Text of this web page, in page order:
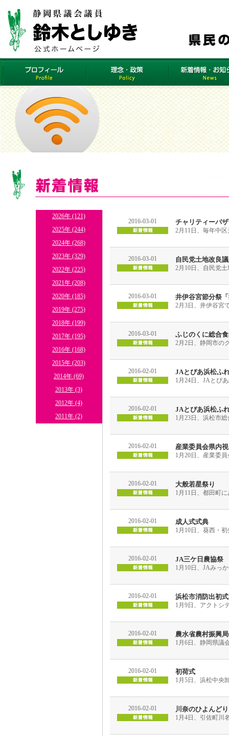
2026年 (121)
2025年 (244)
2024年 (268)
2023年 (329)
2022年 (225)
2021年 (208)
2020年 (185)
2019年 (275)
2018年 (199)
2017年 (195)
2016年 (168)
2015年 (203)
2014年 (69)
2013年 (3)
2012年 (4)
2011年 (2)
2016-03-01 チャリティーバ
2月11日、毎年中
2016-03-01 自民党土地改良
2月10日、自民党
2016-03-01 井伊谷宮節分祭
2月3日、井伊谷宮
2016-03-01 ふじのくに総合
2月2日、静岡市の
2016-02-01 JAとぴあ浜松ふ
1月24日、JAとぴ
2016-02-01 JAとぴあ浜松ふ
1月23日、浜松市
2016-02-01 産業委員会県内
1月20日、産業委
2016-02-01 大般若星祭り
1月11日、都田町
2016-02-01 成人式式典
1月10日、葵西・
2016-02-01 JA三ケ日農協祭
1月10日、JAみっ
2016-02-01 浜松市消防出初式
1月9日、アクトシ
2016-02-01 農水省農村振興
1月6日、静岡県議
2016-02-01 初荷式
1月5日、浜松中央
2016-02-01 川奈のひよんどり
1月4日、引佐町川